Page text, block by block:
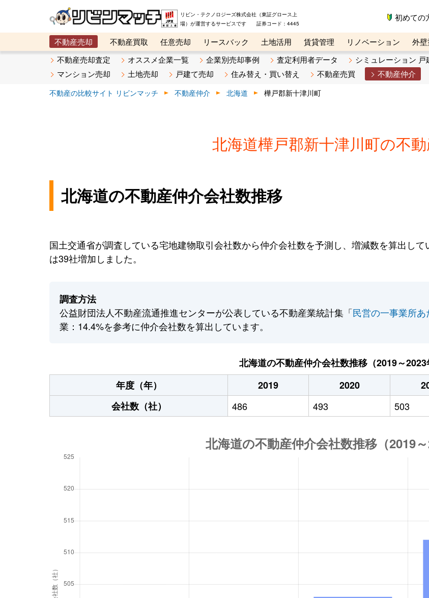
リビン・テクノロジーズ株式会社（東証グロース上
場）が運営するサービスです 証券コード：4445
初めての
不動産売却 不動産買取 任意売却 リースバック 土地活用 賃貸管理 リノベーション 外
メタ住宅展示場
ベスト不動産カンパニー オンライン講座 リビンマガジンBiz 不動産売却ご相談デ
不動産売却査定 オススメ企業一覧 企業別売却事例 査定利用者データ
シミュレーション 戸
マンション売却
土地売却 戸建て売却 住み替え・買い替え 不動産売買 不動産仲介
不動産の比較サイト リビンマッチ 不動産仲介 北海道 樺戸郡新十津川町
北海道樺戸郡新十津川町の不
北海道の不動産仲介会社数推移
国土交通省が調査している宅地建物取引会社数から仲介会社数を予測し、増減数を算出し
は39社増加しました。
調査方法
公益財団法人不動産流通推進センターが公表している不動産業統計集「民営の一事業所
業：14.4%を参考に仲介会社数を算出しています。
北海道の不動産仲介会社数推移（2019～2023
年度（年）
2019 2020
会社数（社）
486 493 503